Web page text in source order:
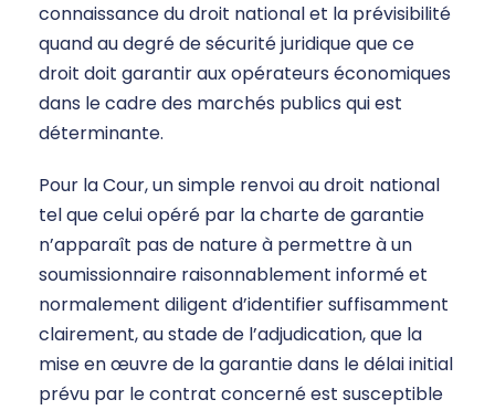
connaissance du droit national et la prévisibilité
quand au degré de sécurité juridique que ce
droit doit garantir aux opérateurs économiques
dans le cadre des marchés publics qui est
déterminante.
Pour la Cour, un simple renvoi au droit national
tel que celui opéré par la charte de garantie
n’apparaît pas de nature à permettre à un
soumissionnaire raisonnablement informé et
normalement diligent d’identifier suffisamment
clairement, au stade de l’adjudication, que la
mise en œuvre de la garantie dans le délai initial
prévu par le contrat concerné est susceptible